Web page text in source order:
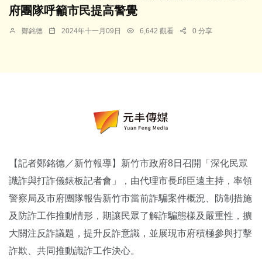
府團隊呼籲市民提高警覺
鄭銘德 2024年十一月09日 6,642 觀看 0 分享
【記者鄭銘德／新竹報導】新竹市政府8日召開「深化民眾
識詐與打詐儀錶板記者會」，由代理市長邱臣遠主持，率領
警察局及市府團隊報告新竹市當前詐騙案件概況、防制措施
及防詐工作推動情形，期讓民眾了解詐騙態樣及嚴重性，擴
大關注反詐議題，提升反詐意識，並展現市府積極參與打擊
詐欺、共同推動識詐工作決心。